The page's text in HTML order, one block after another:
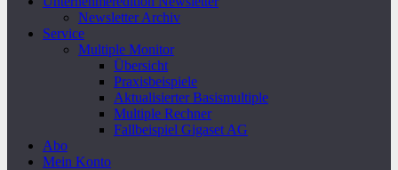
Newsletter Archiv
Service
Multiple Monitor
Übersicht
Praxisbeispiele
Aktualisierter Basismultiple
Multiple Rechner
Fallbeispiel Gigaset AG
Abo
Mein Konto